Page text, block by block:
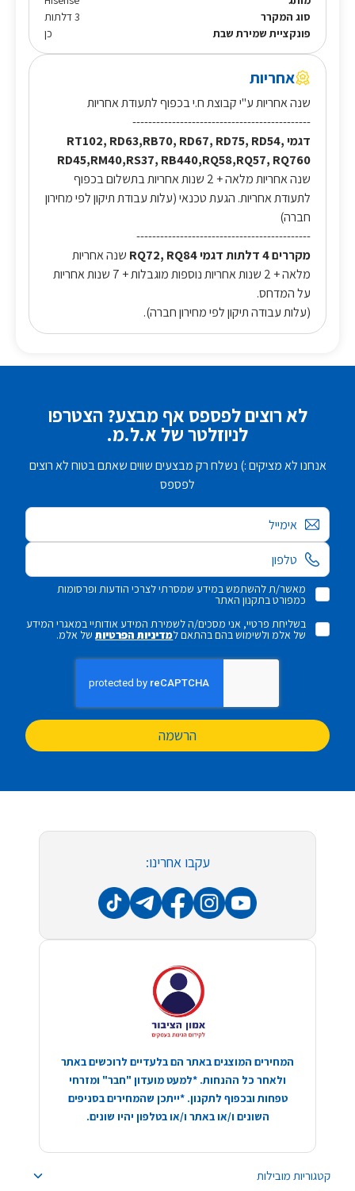
סוג המקרר
3 דלתות
פונקציית שמירת שבת
כן
אחריות
שנה אחריות ע"י קבוצת ח.י בכפוף לתעודת אחריות
---------------------------------------------
דגמי RT102, RD63,RB70, RD67, RD75, RD54,
RD45,RM40,RS37, RB440,RQ58,RQ57, RQ760
שנה אחריות מלאה + 2 שנות אחריות בתשלום בכפוף
לתעודת אחריות. הגעת טכנאי (עלות עבודת תיקון לפי מחירון
חברה)
--------------------------------------------
מקררים 4 דלתות דגמי RQ72, RQ84
שנה אחריות
מלאה + 2 שנות אחריות נוספות מוגבלות + 7 שנות אחריות
על המדחס.
(עלות עבודה תיקון לפי מחירון חברה).
לא רוצים לפספס אף מבצע? הצטרפו
לניוזלטר של א.ל.מ.
אנחנו לא מציקים :) נשלח רק מבצעים שווים שאתם בטוח לא רוצים
לפספס
אימייל
מאשר/ת להשתמש במידע שמסרתי לצרכי הודעות ופרסומות
כמפורט בתקנון האתר
בשליחת פרטיי, אני מסכים/ה לשמירת המידע אודותיי במאגרי המידע
של אלמ ולשימוש בהם בהתאם למדיניות הפרטיותשל אלמ.
הרשמה
קטגוריות מובילות
עקבו אחרינו:
המחירים המוצגים באתר הם בלעדיים לרוכשים באתר
ולאחר כל ההנחות. *למעט מועדון "חבר" ומזרחי
טפחות ובכפוף לתקנון. *ייתכן שהמחירים בסניפים
השונים ו/או באתר ו/או בטלפון יהיו שונים.